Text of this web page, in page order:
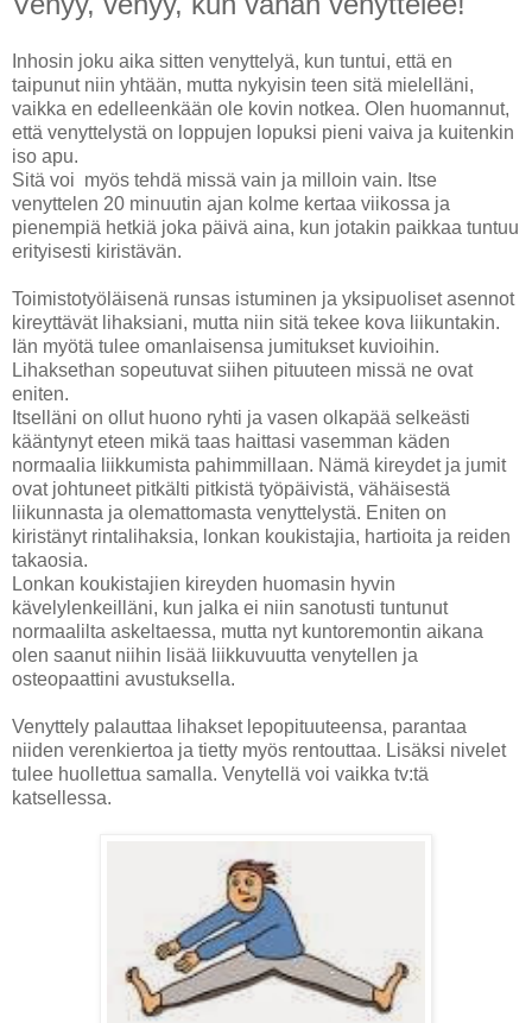
Inhosin joku aika sitten venyttelyä, kun tuntui, että en
taipunut niin yhtään, mutta nykyisin teen sitä mielelläni,
vaikka en edelleenkään ole kovin notkea. Olen huomannut,
että venyttelystä on loppujen lopuksi pieni vaiva ja kuitenkin
iso apu.
Sitä voi myös tehdä missä vain ja milloin vain. Itse
venyttelen 20 minuutin ajan kolme kertaa viikossa ja
pienempiä hetkiä joka päivä aina, kun jotakin paikkaa tuntuu
erityisesti kiristävän.
Toimistotyöläisenä runsas istuminen ja yksipuoliset asennot
kireyttävät lihaksiani, mutta niin sitä tekee kova liikuntakin.
Iän myötä tulee omanlaisensa jumitukset kuvioihin.
Lihaksethan sopeutuvat siihen pituuteen missä ne ovat
eniten.
Itselläni on ollut huono ryhti ja vasen olkapää selkeästi
kääntynyt eteen mikä taas haittasi vasemman käden
normaalia liikkumista pahimmillaan. Nämä kireydet ja jumit
ovat johtuneet pitkälti pitkistä työpäivistä, vähäisestä
liikunnasta ja olemattomasta venyttelystä. Eniten on
kiristänyt rintalihaksia, lonkan koukistajia, hartioita ja reiden
takaosia.
Lonkan koukistajien kireyden huomasin hyvin
kävelylenkeilläni, kun jalka ei niin sanotusti tuntunut
normaalilta askeltaessa, mutta nyt kuntoremontin aikana
olen saanut niihin lisää liikkuvuutta venytellen ja
osteopaattini avustuksella.
Venyttely palauttaa lihakset lepopituuteensa, parantaa
niiden verenkiertoa ja tietty myös rentouttaa. Lisäksi nivelet
tulee huollettua samalla. Venytellä voi vaikka tv:tä
katsellessa.